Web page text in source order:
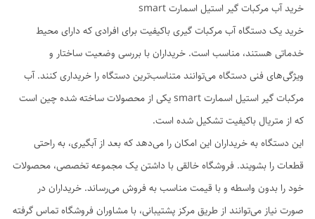
خرید آب مرکبات گیر استیل اسمارت smart
خرید یک دستگاه آب مرکبات گیری باکیفیت برای افرادی که دارای محیط
خدماتی هستند، مناسب است. خریداران با بررسی وضعیت ساختار و
ویژگی‌های فنی دستگاه می‌توانند متناسب‌ترین دستگاه را خریداری کنند. آب
مرکبات گیر استیل اسمارت smart یکی از محصولات ساخته شده چین است
که از متریال باکیفیت تشکیل شده است.
این دستگاه به خریداران این امکان را می‌دهد که بعد از آبگیری، به راحتی
قطعات را بشویند. فروشگاه خالقی با داشتن یک مجموعه تخصصی، محصولات
خود را بدون واسطه و با قیمت مناسب به فروش می‌رساند. خریداران در
صورت نیاز می‌توانند از طریق مرکز پشتیبانی، با مشاوران فروشگاه تماس گرفته